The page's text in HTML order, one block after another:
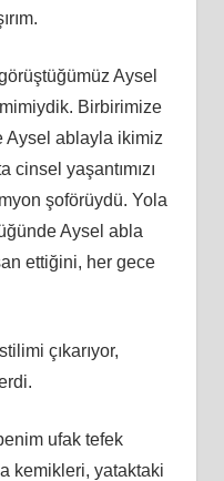
Aysel
Birbirimize
Aysel ablayla ikimiz
cinsel yaşantımızı
şoförüydü. Yola
Aysel abla
ettiğini, her gece
çıkarıyor,
ufak tefek
kemikleri, yataktaki